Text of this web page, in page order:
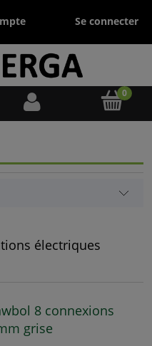
Se connecter
électriques
8 connexions
grise